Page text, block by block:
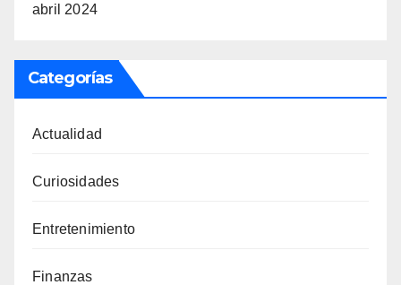
abril 2024
Categorías
Actualidad
Curiosidades
Entretenimiento
Finanzas